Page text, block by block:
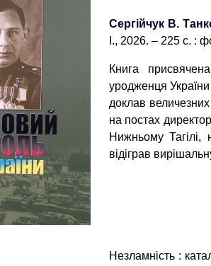
Сергійчук В.
І., 2026. – 225 с. :
Книга
уродженця
доклав
на постах
Нижньому
відіграв
Незламність :